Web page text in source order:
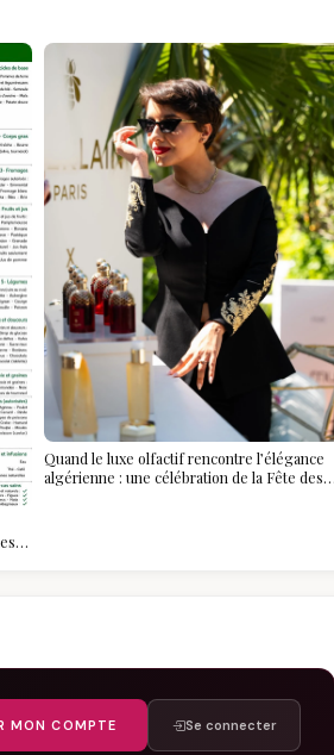
Quand le luxe olfactif rencontre l’élégance
algérienne : une célébration de la Fête des
MON COMPTE Se connecter